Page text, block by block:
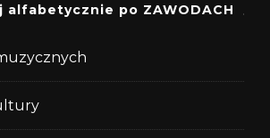
alfabetycznie po ZAWODACH